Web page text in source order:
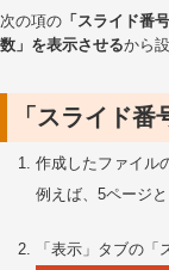
次の項の 「スライド番
数」を表示させるから
「スライド
作成したファイル
例えば、5ページと
「表示」タブの「